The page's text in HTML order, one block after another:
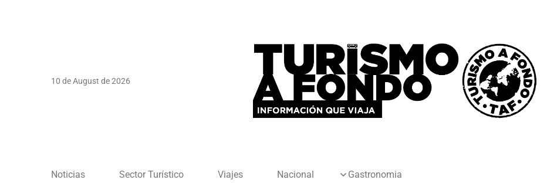
10 de August de 2026
Noticias Sector Turístico Viajes Nacional Gastronomia